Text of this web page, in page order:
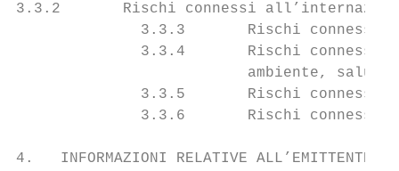
3.3.2       Rischi connessi
3.3.3       Rischi connessi
3.3.4       Rischi connessi
ambiente,
3.3.5       Rischi connessi
3.3.6       Rischi connessi
4.   INFORMAZIONI RELATIVE